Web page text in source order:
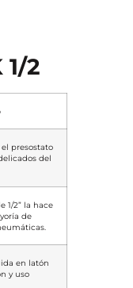
1/2
presostato
del
1/2” la hace
de
en latón
y uso